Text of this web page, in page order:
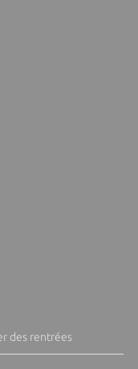
des rentrées